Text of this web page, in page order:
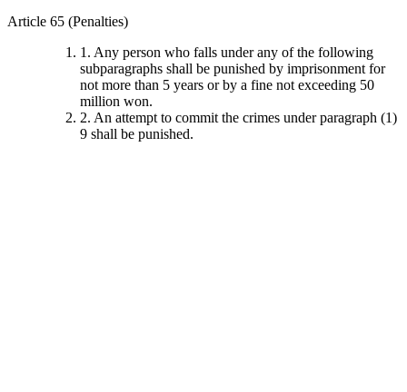
Article 65 (Penalties)
1. Any person who falls under any of the following
subparagraphs shall be punished by imprisonment for
not more than 5 years or by a fine not exceeding 50
million won.
2. An attempt to commit the crimes under paragraph (1)
9 shall be punished.